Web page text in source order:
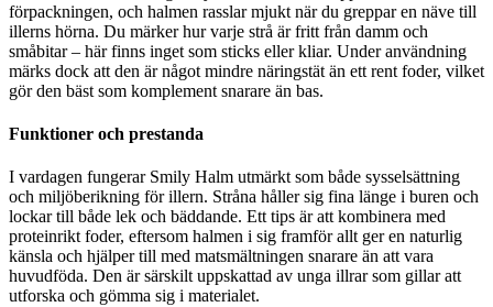
förpackningen, och halmen rasslar mjukt när du greppar en näve till
illerns hörna. Du märker hur varje strå är fritt från damm och
småbitar – här finns inget som sticks eller kliar. Under användning
märks dock att den är något mindre näringstät än ett rent foder, vilket
gör den bäst som komplement snarare än bas.
Funktioner och prestanda
I vardagen fungerar Smily Halm utmärkt som både sysselsättning
och miljöberikning för illern. Stråna håller sig fina länge i buren och
lockar till både lek och bäddande. Ett tips är att kombinera med
proteinrikt foder, eftersom halmen i sig framför allt ger en naturlig
känsla och hjälper till med matsmältningen snarare än att vara
huvudföda. Den är särskilt uppskattad av unga illrar som gillar att
utforska och gömma sig i materialet.